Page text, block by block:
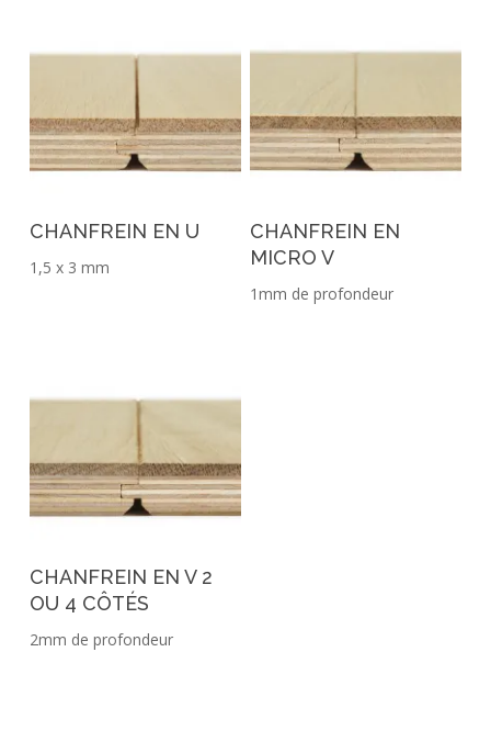
CHANFREIN EN U
1,5 x 3 mm
CHANFREIN EN
MICRO V
1mm de profondeur
CHANFREIN EN V 2
OU 4 CÔTÉS
2mm de profondeur